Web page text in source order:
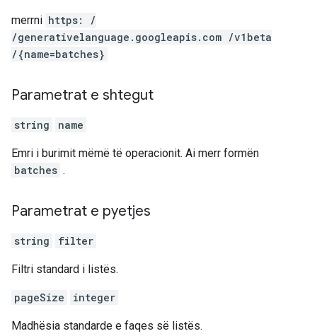
merrni https: /
/generativelanguage.googleapis.com /v1beta
/{name=batches}
Parametrat e shtegut
string name
Emri i burimit mëmë të operacionit. Ai merr formën
batches .
Parametrat e pyetjes
string filter
Filtri standard i listës.
pageSize integer
Madhësia standarde e faqes së listës.